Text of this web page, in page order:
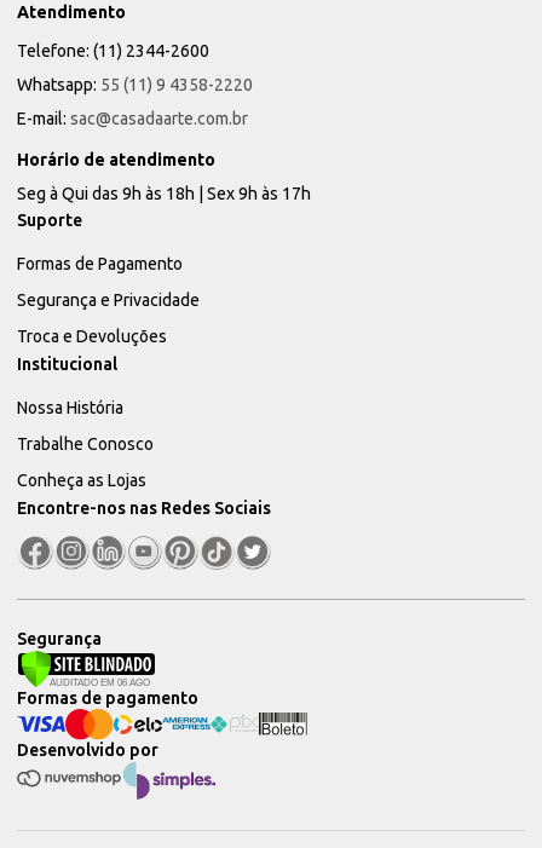
Atendimento
Telefone: (11) 2344-2600
Whatsapp: 55 (11) 9 4358-2220
E-mail: sac@casadaarte.com.br
Horário de atendimento
Seg à Qui das 9h às 18h | Sex 9h às 17h
Suporte
Formas de Pagamento
Segurança e Privacidade
Troca e Devoluções
Institucional
Nossa História
Trabalhe Conosco
Conheça as Lojas
Encontre-nos nas Redes Sociais
Segurança
Desenvolvido por
Formas de pagamento